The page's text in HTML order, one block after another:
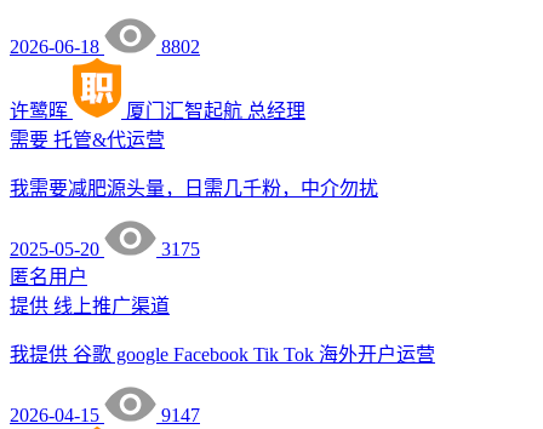
2026-06-18 8802
许鹭晖 厦门汇智起航 总经理
需要 托管&代运营
我需要减肥源头量，日需几千粉，中介勿扰
2025-05-20
3175
匿名用户
提供 线上推广渠道
我提供 谷歌 google Facebook Tik Tok 海外开户运营
2026-04-15 9147